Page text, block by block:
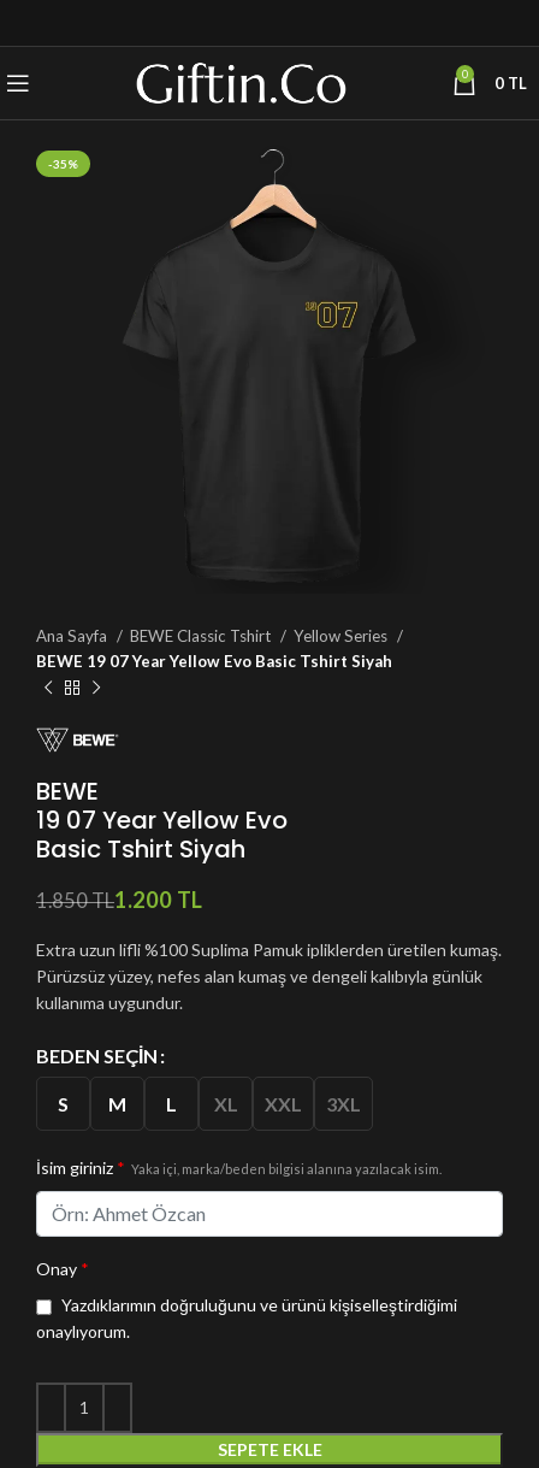
0 0 TL
-35%
Ana Sayfa BEWE Classic Tshirt
Yellow Series
BEWE 19 07 Year Yellow Evo Basic Tshirt Siyah
BEWE
19 07 Year Yellow Evo
Basic Tshirt Siyah
1.850TL1.200 TL
Extra uzun lifli %100 Suplima Pamuk ipliklerden üretilen kumaş.
Pürüzsüz yüzey, nefes alan kumaş ve dengeli kalıbıyla günlük
kullanıma uygundur.
BEDEN SEÇIN
S M L XL XXL 3XL
İsim giriniz * Yaka içi, marka/beden bilgisi alanına yazılacak isim.
Onay *
Yazdıklarımın doğruluğunu ve ürünü kişiselleştirdiğimi
onaylıyorum.
SEPETE EKLE